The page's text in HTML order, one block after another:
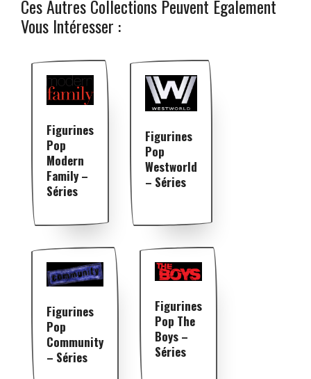
Ces Autres Collections Peuvent Également
Vous Intéresser :
Figurines
Pop
Modern
Family –
Séries
Figurines
Pop
Westworld
– Séries
Figurines
Pop
Community
– Séries
Figurines
Pop The
Boys –
Séries